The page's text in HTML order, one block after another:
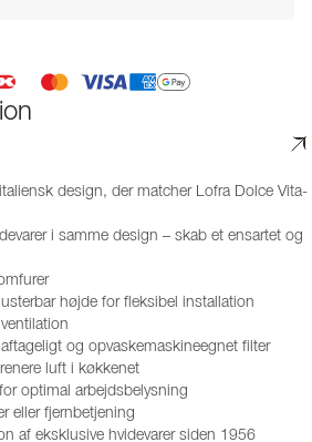
design, der matcher Lofra Dolce Vita-
i samme design – skab et ensartet og
højde for fleksibel installation
og opvaskemaskineegnet filter
luft i køkkenet
optimal arbejdsbelysning
eller fjernbetjening
af eksklusive hvidevarer siden 1956